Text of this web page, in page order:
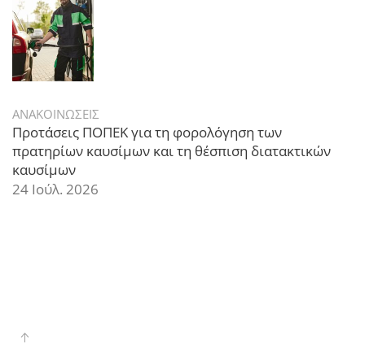
ΑΝΑΚΟΙΝΩΣΕΙΣ
Προτάσεις ΠΟΠΕΚ για τη φορολόγηση των
πρατηρίων καυσίμων και τη θέσπιση διατακτικών
καυσίμων
24 Ιούλ. 2026